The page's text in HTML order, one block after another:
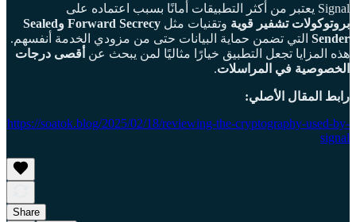
Signal يعتبر من أكثر التطبيقات أمانًا بسبب اعتماده على
بروتوكولات تشفير قوية وتقنيات مثل
Forward Secrecy وSealed
Sender التي تضمن حماية البيانات حتى من مزودي الخدمة أنفسهم.
هذه المزايا تجعل التطبيق خيارًا مثاليًا لمن يبحث عن أقصى درجات
الخصوصية في المراسلات.
رابط المقال الأصلي:
https://soatok.blog/2025/02/18/reviewing-the-cryptography-used-by-
signal
Share